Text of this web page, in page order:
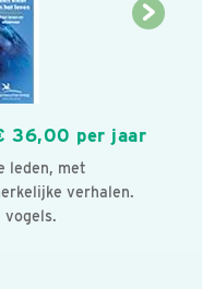
36,00 per jaar
leden, met
verhalen.
vogels.